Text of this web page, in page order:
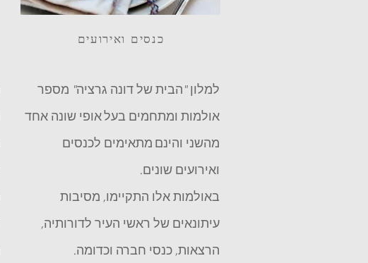
כנסים ואירועים
למלון "הבית של דונה גרציה" מספר
אולמות ומתחמים בעל אופי שונה אחד
מהשני והינם מתאימים לכנסים
ואירועים שונים.
באולמות אלו התקיימו, מסיבות
עיתונאים של ראשי העיר לדורותיה,
הרצאות, כנסי חברה וכדומה.